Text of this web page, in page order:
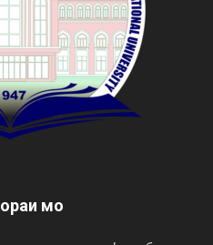
мо